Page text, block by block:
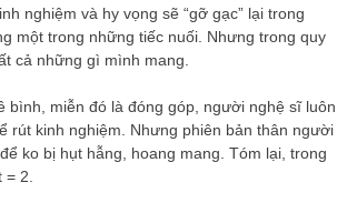
nghiệm và hy vọng sẽ “gỡ gạc” lại trong
một trong những tiếc nuối. Nhưng trong quy
cả những gì mình mang.
bình, miễn đó là đóng góp, người nghệ sĩ luôn
rút kinh nghiệm. Nhưng phiên bản thân người
ko bị hụt hẫng, hoang mang. Tóm lại, trong
2.